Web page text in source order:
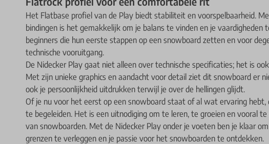
Het Flatbase profiel van de Play biedt stabiliteit en voorspelbaarheid.
bindingen is het gemakkelijk om je balans te vinden en je vaardigheden
beginners die hun eerste stappen op een snowboard zetten en voor
technische vooruitgang.
De Nidecker Play gaat niet alleen over technische specificaties; het is
Met zijn unieke graphics en aandacht voor detail ziet dit snowboard er
ook je persoonlijkheid uitdrukken terwijl je over de hellingen glijdt.
Of je nu voor het eerst op een snowboard staat of al wat ervaring hebt,
te begeleiden. Het is een uitnodiging om te leren, te groeien en vooral
van snowboarden. Met de Nidecker Play onder je voeten ben je klaar
grenzen te verleggen en je passie voor het snowboarden te ontdekken.